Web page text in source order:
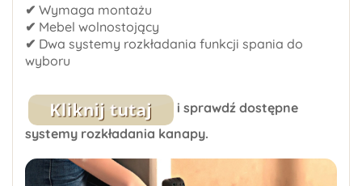
✔ Wymaga montażu
✔ Mebel wolnostojący
✔ Dwa systemy rozkładania funkcji spania do
wyboru
i sprawdź dostępne
systemy rozkładania kanapy.